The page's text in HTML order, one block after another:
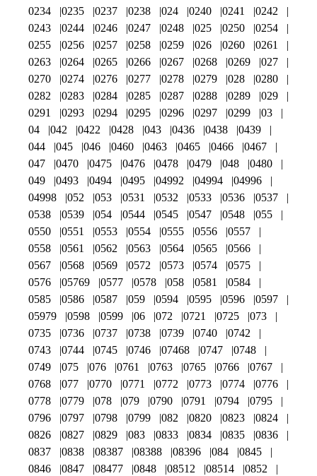
0234
0235 0237 0238 024 0240 0241
0242
0243
0244 0246 0247 0248 025 0250
0254
0255
0256 0257 0258 0259 026 0260
0261
0263
0264 0265 0266 0267 0268 0269
027
0270
0274 0276 0277 0278 0279 028
0280
0282
0283 0284 0285 0287 0288 0289
029
0291
0293 0294 0295 0296 0297 0299
03
04
042 0422 0428 043 0436 0438
0439
044
045 046 0460 0463 0465 0466
0467
047
0470 0475 0476 0478 0479 048
0480
049
0493 0494 0495 04992 04994
04996
04998
052 053 0531 0532 0533 0536
0537
0538
0539 054 0544 0545 0547 0548
055
0550
0551 0553 0554 0555 0556
0557
0558
0561 0562 0563 0564 0565
0566
0567
0568 0569 0572 0573 0574
0575
0576
05769 0577 0578 058 0581
0584
0585
0586 0587 059 0594 0595 0596
0597
05979
0598 0599 06 072 0721 0725
073
0735
0736 0737 0738 0739 0740
0742
0743
0744 0745 0746 07468 0747
0748
0749
075 076 0761 0763 0765 0766
0767
0768
077 0770 0771 0772 0773 0774
0776
0778
0779 078 079 0790 0791 0794
0795
0796
0797 0798 0799 082 0820 0823
0824
0826
0827 0829 083 0833 0834 0835
0836
0837
0838 08387 08388 08396 084
0845
0846
0847 08477 0848 08512 08514
0852